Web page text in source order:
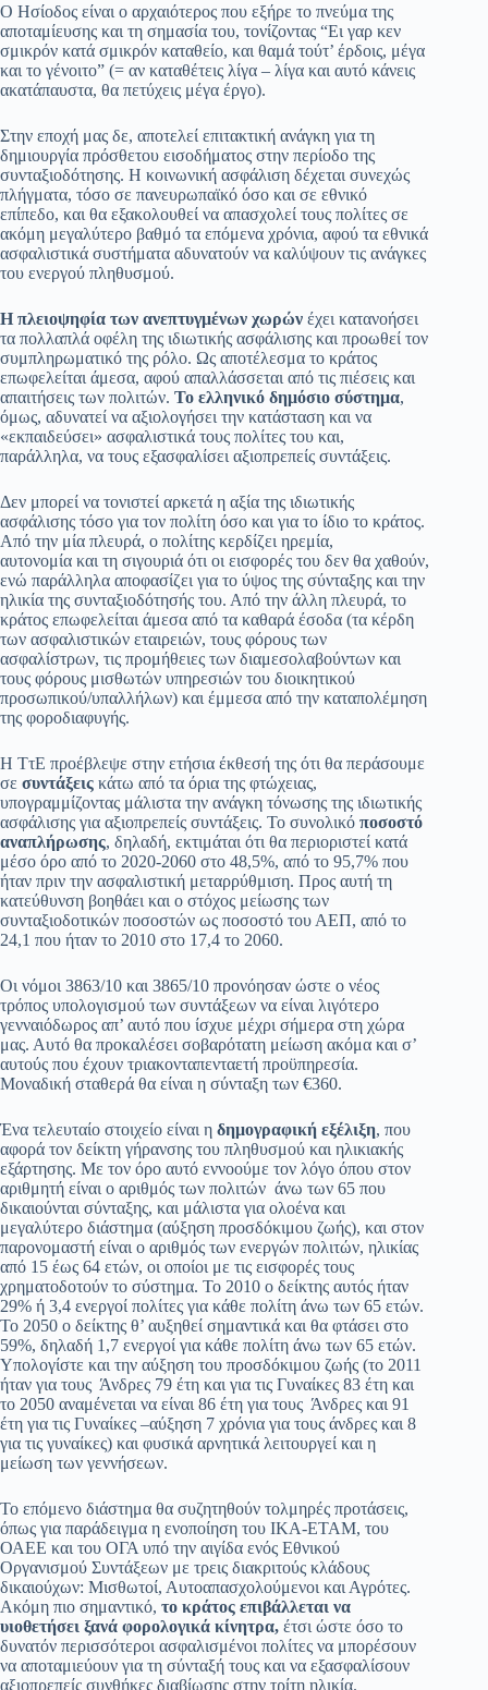
Ο Ησίοδος είναι ο αρχαιότερος που εξήρε το πνεύμα της
αποταμίευσης και τη σημασία του, τονίζοντας “Ει γαρ κεν
σμικρόν κατά σμικρόν καταθείο, και θαμά τούτ’ έρδοις, μέγα
και το γένοιτο” (= αν καταθέτεις λίγα – λίγα και αυτό κάνεις
ακατάπαυστα, θα πετύχεις μέγα έργο).
Στην εποχή μας δε, αποτελεί επιτακτική ανάγκη για τη
δημιουργία πρόσθετου εισοδήματος στην περίοδο της
συνταξιοδότησης. Η κοινωνική ασφάλιση δέχεται συνεχώς
πλήγματα, τόσο σε πανευρωπαϊκό όσο και σε εθνικό
επίπεδο, και θα εξακολουθεί να απασχολεί τους πολίτες σε
ακόμη μεγαλύτερο βαθμό τα επόμενα χρόνια, αφού τα εθνικά
ασφαλιστικά συστήματα αδυνατούν να καλύψουν τις ανάγκες
του ενεργού πληθυσμού.
Η πλειοψηφία των ανεπτυγμένων χωρών έχει κατανοήσει
τα πολλαπλά οφέλη της ιδιωτικής ασφάλισης και προωθεί τον
συμπληρωματικό της ρόλο. Ως αποτέλεσμα το κράτος
επωφελείται άμεσα, αφού απαλλάσσεται από τις πιέσεις και
απαιτήσεις των πολιτών. Το ελληνικό δημόσιο σύστημα,
όμως, αδυνατεί να αξιολογήσει την κατάσταση και να
«εκπαιδεύσει» ασφαλιστικά τους πολίτες του και,
παράλληλα, να τους εξασφαλίσει αξιοπρεπείς συντάξεις.
Δεν μπορεί να τονιστεί αρκετά η αξία της ιδιωτικής
ασφάλισης τόσο για τον πολίτη όσο και για το ίδιο το κράτος.
Από την μία πλευρά, ο πολίτης κερδίζει ηρεμία,
αυτονομία και τη σιγουριά ότι οι εισφορές του δεν θα χαθούν,
ενώ παράλληλα αποφασίζει για το ύψος της σύνταξης και την
ηλικία της συνταξιοδότησής του. Από την άλλη πλευρά, το
κράτος επωφελείται άμεσα από τα καθαρά έσοδα (τα κέρδη
των ασφαλιστικών εταιρειών, τους φόρους των
ασφαλίστρων, τις προμήθειες των διαμεσολαβούντων και
τους φόρους μισθωτών υπηρεσιών του διοικητικού
προσωπικού/υπαλλήλων) και έμμεσα από την καταπολέμηση
της φοροδιαφυγής.
Η ΤτΕ προέβλεψε στην ετήσια έκθεσή της ότι θα περάσουμε
σε συντάξεις κάτω από τα όρια της φτώχειας,
υπογραμμίζοντας μάλιστα την ανάγκη τόνωσης της ιδιωτικής
ασφάλισης για αξιοπρεπείς συντάξεις. Το συνολικό ποσοστό
αναπλήρωσης, δηλαδή, εκτιμάται ότι θα περιοριστεί κατά
μέσο όρο από το 2020-2060 στο 48,5%, από το 95,7% που
ήταν πριν την ασφαλιστική μεταρρύθμιση. Προς αυτή τη
κατεύθυνση βοηθάει και ο στόχος μείωσης των
συνταξιοδοτικών ποσοστών ως ποσοστό του ΑΕΠ, από το
24,1 που ήταν το 2010 στο 17,4 το 2060.
Οι νόμοι 3863/10 και 3865/10 προνόησαν ώστε ο νέος
τρόπος υπολογισμού των συντάξεων να είναι λιγότερο
γενναιόδωρος απ’ αυτό που ίσχυε μέχρι σήμερα στη χώρα
μας. Αυτό θα προκαλέσει σοβαρότατη μείωση ακόμα και σ’
αυτούς που έχουν τριακονταπενταετή προϋπηρεσία.
Μοναδική σταθερά θα είναι η σύνταξη των €360.
Ένα τελευταίο στοιχείο είναι η δημογραφική εξέλιξη, που
αφορά τον δείκτη γήρανσης του πληθυσμού και ηλικιακής
εξάρτησης. Με τον όρο αυτό εννοούμε τον λόγο όπου στον
αριθμητή είναι ο αριθμός των πολιτών άνω των 65 που
δικαιούνται σύνταξης, και μάλιστα για ολοένα και
μεγαλύτερο διάστημα (αύξηση προσδόκιμου ζωής), και στον
παρονομαστή είναι ο αριθμός των ενεργών πολιτών, ηλικίας
από 15 έως 64 ετών, οι οποίοι με τις εισφορές τους
χρηματοδοτούν το σύστημα. Το 2010 ο δείκτης αυτός ήταν
29% ή 3,4 ενεργοί πολίτες για κάθε πολίτη άνω των 65 ετών.
Το 2050 ο δείκτης θ’ αυξηθεί σημαντικά και θα φτάσει στο
59%, δηλαδή 1,7 ενεργοί για κάθε πολίτη άνω των 65 ετών.
Υπολογίστε και την αύξηση του προσδόκιμου ζωής (το 2011
ήταν για τους Άνδρες 79 έτη και για τις Γυναίκες 83 έτη και
το 2050 αναμένεται να είναι 86 έτη για τους Άνδρες και 91
έτη για τις Γυναίκες –αύξηση 7 χρόνια για τους άνδρες και 8
για τις γυναίκες) και φυσικά αρνητικά λειτουργεί και η
μείωση των γεννήσεων.
Το επόμενο διάστημα θα συζητηθούν τολμηρές προτάσεις,
όπως για παράδειγμα η ενοποίηση του ΙΚΑ-ΕΤΑΜ, του
ΟΑΕΕ και του ΟΓΑ υπό την αιγίδα ενός Εθνικού
Οργανισμού Συντάξεων με τρεις διακριτούς κλάδους
δικαιούχων: Μισθωτοί, Αυτοαπασχολούμενοι και Αγρότες.
Ακόμη πιο σημαντικό, το κράτος επιβάλλεται να
υιοθετήσει ξανά φορολογικά κίνητρα, έτσι ώστε όσο το
δυνατόν περισσότεροι ασφαλισμένοι πολίτες να μπορέσουν
να αποταμιεύουν για τη σύνταξή τους και να εξασφαλίσουν
αξιοπρεπείς συνθήκες διαβίωσης στην τρίτη ηλικία.